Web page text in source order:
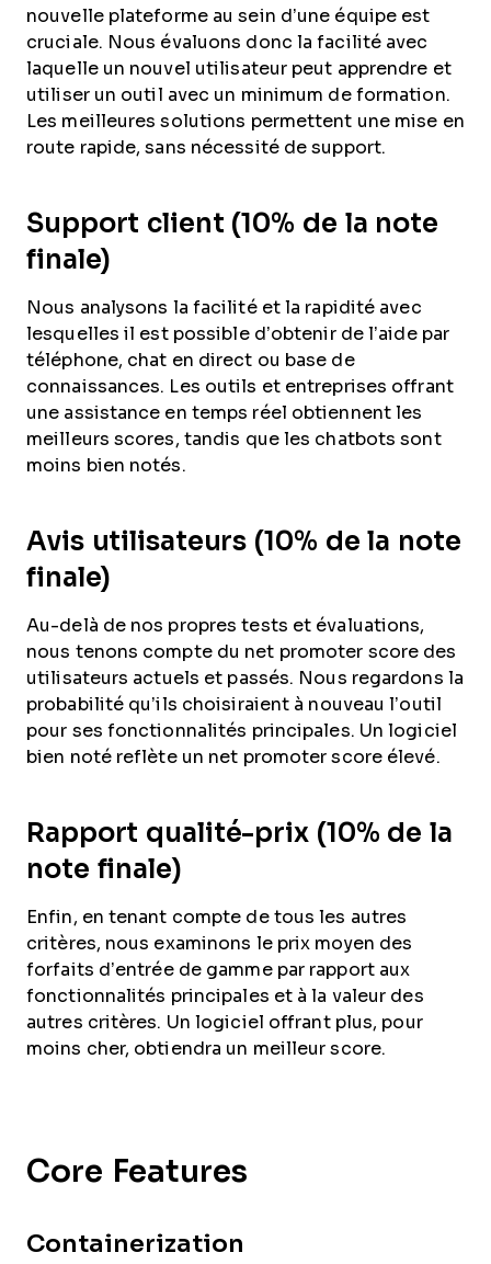
nouvelle plateforme au sein d’une équipe est
cruciale. Nous évaluons donc la facilité avec
laquelle un nouvel utilisateur peut apprendre et
utiliser un outil avec un minimum de formation.
Les meilleures solutions permettent une mise en
route rapide, sans nécessité de support.
Support client (10% de la note
finale)
Nous analysons la facilité et la rapidité avec
lesquelles il est possible d’obtenir de l’aide par
téléphone, chat en direct ou base de
connaissances. Les outils et entreprises offrant
une assistance en temps réel obtiennent les
meilleurs scores, tandis que les chatbots sont
moins bien notés.
Avis utilisateurs (10% de la note
finale)
Au-delà de nos propres tests et évaluations,
nous tenons compte du net promoter score des
utilisateurs actuels et passés. Nous regardons la
probabilité qu’ils choisiraient à nouveau l’outil
pour ses fonctionnalités principales. Un logiciel
bien noté reflète un net promoter score élevé.
Rapport qualité-prix (10% de la
note finale)
Enfin, en tenant compte de tous les autres
critères, nous examinons le prix moyen des
forfaits d’entrée de gamme par rapport aux
fonctionnalités principales et à la valeur des
autres critères. Un logiciel offrant plus, pour
moins cher, obtiendra un meilleur score.
Core Features
Containerization